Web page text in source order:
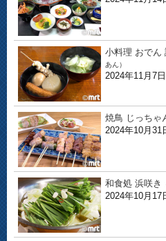
小料理 おでん
あん）
2024年11月7
焼鳥 じっちゃ
2024年10月31
和食処 浜咲き
2024年10月17